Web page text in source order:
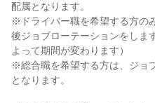
配属となります。
※ドライバー職を希望する方の
後ジョブローテーションをしま
よって期間が変わります）
※総合職を希望する方は、ジョ
となります。